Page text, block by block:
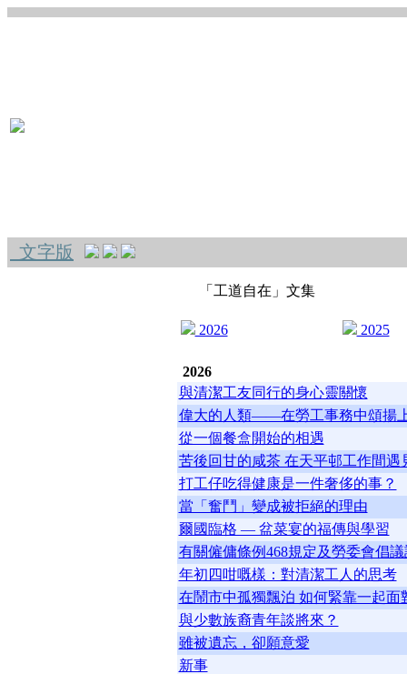
文字版
「工道自在」文集
2026 2025
2026
與清潔工友同行的身心靈關懷
偉大的人類——在勞工事務中頌揚
從一個餐盒開始的相遇
苦後回甘的咸茶 在天平邨工作間遇
打工仔吃得健康是一件奢侈的事？
當「奮鬥」變成被拒絕的理由
爾國臨格 — 盆菜宴的福傳與學習
有關僱傭條例468規定及勞委會倡
年初四咁嘅樣：對清潔工人的思考
在鬧市中孤獨飄泊 如何緊靠一起面
與少數族裔青年談將來？
雖被遺忘，卻願意愛
新事